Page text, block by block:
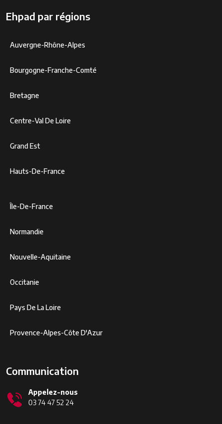
Ehpad par régions
Auvergne-Rhône-Alpes
Bourgogne-Franche-Comté
Bretagne
Centre-Val De Loire
Grand Est
Hauts-De-France
Île-De-France
Normandie
Nouvelle-Aquitaine
Occitanie
Pays De La Loire
Provence-Alpes-Côte D'Azur
Communication
Appelez-nous
03 74 47 52 24